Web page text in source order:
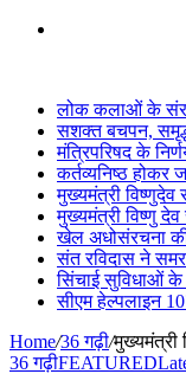
लोक कलाओं के
सशक्त बचपन,
मंत्रिपरिषद के
कर्तव्यनिष्ठ
मुख्यमंत्री
मुख्यमंत्री विष्णु
खेल अधोसंरचना
संत रविदास ने
सिंचाई सुविधाओं
सीएम हेल्पलाइन
Home/36 गढ़ी/मुख्यमंत्री
36 गढ़ीFEATURED